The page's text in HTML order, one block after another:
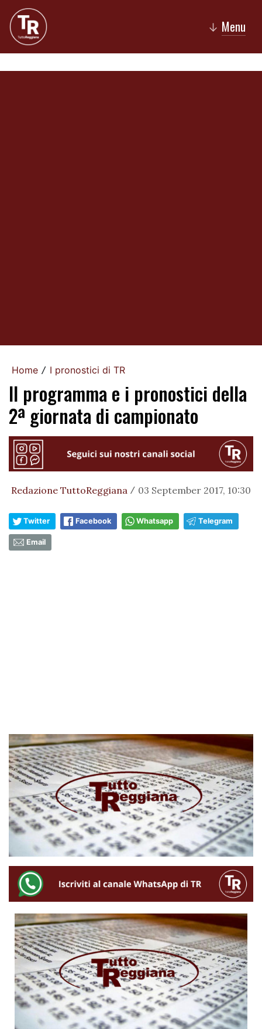
↓ Menu
Home / I pronostici di TR
Il programma e i pronostici della
2ª giornata di campionato
Redazione TuttoReggiana / 03 September 2017, 10:30
Twitter Facebook Whatsapp Telegram
Email